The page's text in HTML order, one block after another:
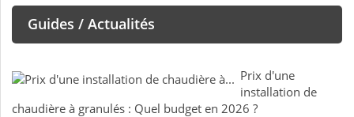
Guides / Actualités
Prix d'une
installation de
chaudière à granulés : Quel budget en 2026 ?